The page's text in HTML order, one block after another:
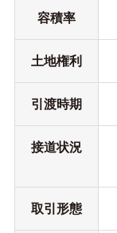
容積率
土地権利
引渡時期
接道状況
取引形態